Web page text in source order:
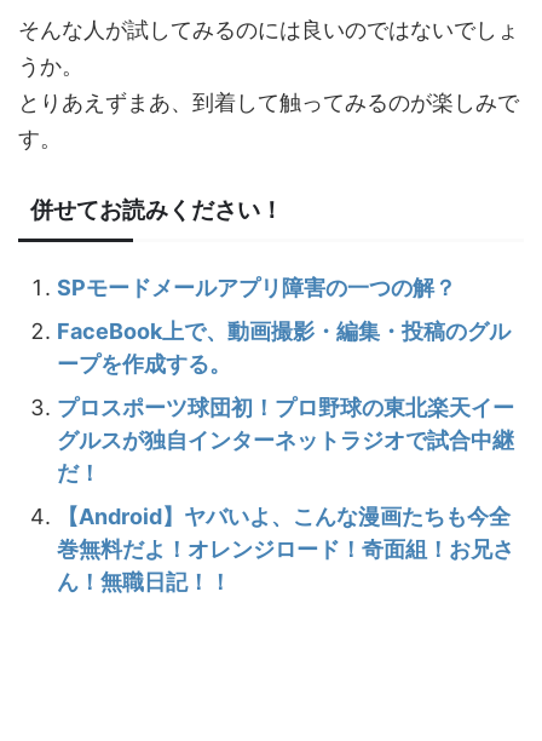
そんな人が試してみるのには良いのではないでしょ
うか。
とりあえずまあ、到着して触ってみるのが楽しみで
す。
併せてお読みください！
SPモードメールアプリ障害の一つの解？
FaceBook上で、動画撮影・編集・投稿のグル
ープを作成する。
プロスポーツ球団初！プロ野球の東北楽天イー
グルスが独自インターネットラジオで試合中継
だ！
【Android】ヤバいよ、こんな漫画たちも今全
巻無料だよ！オレンジロード！奇面組！お兄さ
ん！無職日記！！